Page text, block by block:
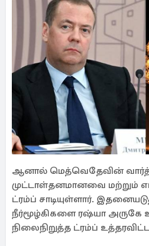
ஆனால் மெத்வெதேவின்
முட்டாள்தனமானவை மற்றும்
ட்ரம்ப் சாடியுள்ளார்.
நீர்மூழ்கிகளை ரஷ்யா அருகே
நிலைநிறுத்த ட்ரம்ப்